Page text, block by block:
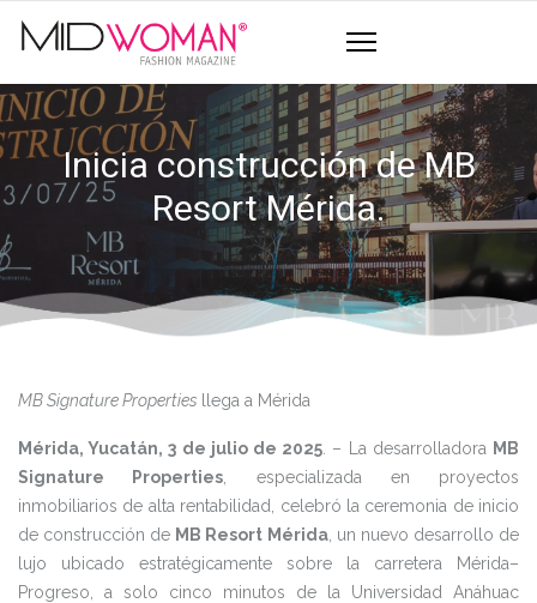
Inicia construcción de MB
Resort Mérida.
MB Signature Properties llega a Mérida
Mérida, Yucatán, 3 de julio de 2025 . – La desarrolladora MB
Signature Properties , especializada en proyectos
inmobiliarios de alta rentabilidad, celebró la ceremonia de inicio
de construcción de MB Resort Mérida, un nuevo desarrollo de
lujo ubicado estratégicamente sobre la carretera Mérida–
Progreso, a solo cinco minutos de la Universidad Anáhuac